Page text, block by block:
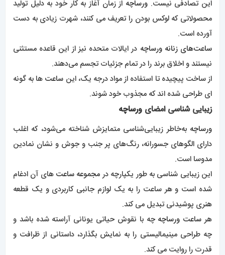
هنری پوشیدنی تبدیل می کند.
هرساعت ورساچهچه با نقوش حیاتی یونانی آراسته شده باشد و
چه طراحی مینیمالیستی را به نمایش بگذارد، داستانی از ظرافت و
قدرت را روایت می کند.
چراساعت زنانه ورساچه را انتخاب کنیم؟
کیفیت و دقت درساعت ورساچه
یکی از دلایلی کهساعت‌های ورساچه
مورد توجه قرار می‌گیرند، ساخت آن‌هاست.
هر ساعت و دستبند با دقت در سوئیس ساخته شده است که به
عنوان قلب دنیای ساعت سازی شناخته می شود.
ساعت‌ها و لوازم جانبیساخت سوئیس مترادف با کیفیت، دقت و
دوام هستند وورساچهاین سنت را با به کارگیری بهترین ساعت‌سازان
برای جان بخشیدن به طرح‌های خود حفظ می‌کند.
مواد درجه یک
برای تولیدساعت مچی ورساچه از بهترین مواد بکار گرفته میشود و از
زیبایی و دوام آن‌ها اطمینان می‌دهد .